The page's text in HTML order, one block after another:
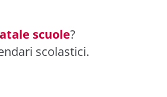
scuole?
scolastici.